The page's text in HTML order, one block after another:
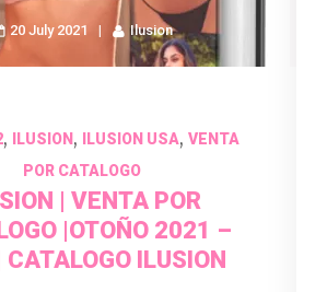
20 July 2021 Ilusion
, ILUSION , ILUSION USA, VENTA
POR CATALOGO
| VENTA POR
|OTOÑO 2021 –
ILUSION